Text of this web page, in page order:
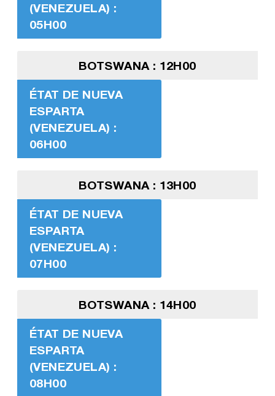
(VENEZUELA) :
05H00
BOTSWANA : 12H00
ÉTAT DE NUEVA
ESPARTA
(VENEZUELA) :
06H00
BOTSWANA : 13H00
ÉTAT DE NUEVA
ESPARTA
(VENEZUELA) :
07H00
BOTSWANA : 14H00
ÉTAT DE NUEVA
ESPARTA
(VENEZUELA) :
08H00